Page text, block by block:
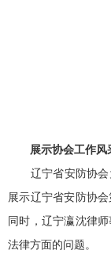
展示协会工作
辽宁省安防协会
展示辽宁省安防协
同时，辽宁瀛沈律
法律方面的问题。